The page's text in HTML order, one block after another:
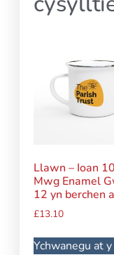
Llawn – Ioan
Mwg Enamel
12 yn berchen
£13.10
Ychwanegu at